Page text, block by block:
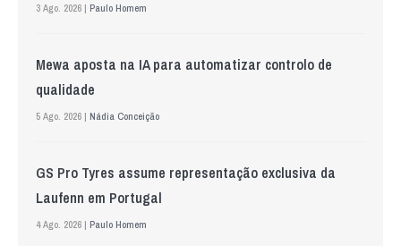
3 Ago. 2026 | Paulo Homem
Mewa aposta na IA para automatizar controlo de
qualidade
5 Ago. 2026 | Nádia Conceição
GS Pro Tyres assume representação exclusiva da
Laufenn em Portugal
4 Ago. 2026 | Paulo Homem